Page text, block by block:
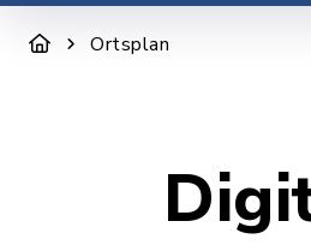
Ortsplan